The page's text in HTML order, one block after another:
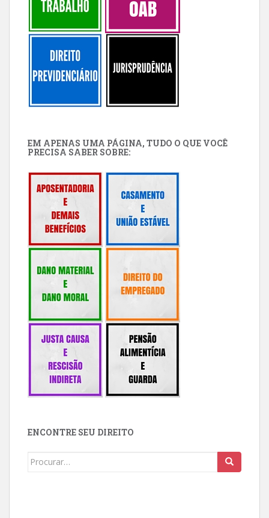
EM APENAS UMA PÁGINA, TUDO O QUE VOCÊ
PRECISA SABER SOBRE:
ENCONTRE SEU DIREITO
Buscar: